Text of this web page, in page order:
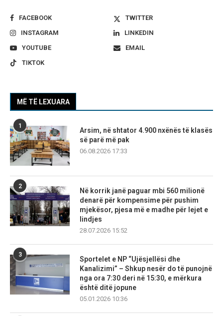
FACEBOOK
TWITTER
INSTAGRAM
LINKEDIN
YOUTUBE
EMAIL
TIKTOK
MË TË LEXUARA
1
Arsim, në shtator 4.900 nxënës të klasës
së parë më pak
06.08.2026 17:33
2
Në korrik janë paguar mbi 560 milionë
denarë për kompensime për pushim
mjekësor, pjesa më e madhe për lejet e
lindjes
28.07.2026 15:52
3
Sportelet e NP “Ujësjellësi dhe
Kanalizimi” – Shkup nesër do të punojnë
nga ora 7:30 deri në 15:30, e mërkura
është ditë jopune
05.01.2026 10:36